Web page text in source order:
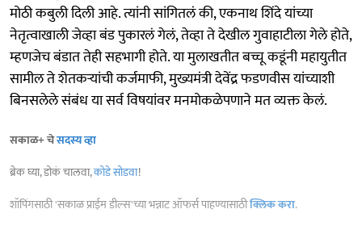
मोठी कबुली दिली आहे. त्यांनी सांगितलं की, एकनाथ शिंदे यांच्या
नेतृत्वाखाली जेव्हा बंड पुकारलं गेलं, तेव्हा ते देखील गुवाहाटीला गेले होते,
म्हणजेच बंडात तेही सहभागी होते. या मुलाखतीत बच्चू कडूंनी महायुतीत
सामील ते शेतकऱ्यांची कर्जमाफी, मुख्यमंत्री देवेंद्र फडणवीस यांच्याशी
बिनसलेले संबंध या सर्व विषयांवर मनमोकळेपणाने मत व्यक्त केलं.
सकाळ+ चेसदस्य व्हा
ब्रेक घ्या, डोकं चालवा,कोडे सोडवा!
शॉपिंगसाठी 'सकाळ प्राईम डील्स'च्या भन्नाट ऑफर्स पाहण्यासाठीक्लिक करा.